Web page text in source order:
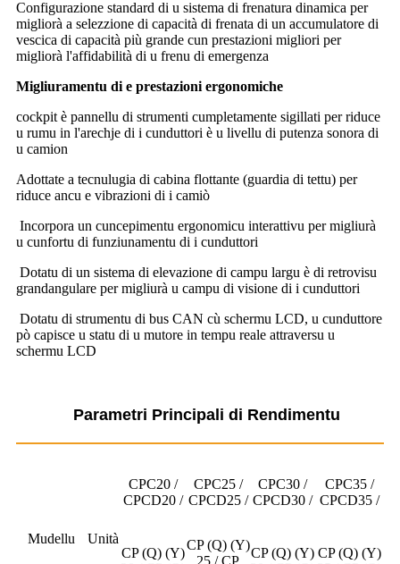
Configurazione standard di u sistema di frenatura dinamica per
migliorà a selezzione di capacità di frenata di un accumulatore di
vescica di capacità più grande cun prestazioni migliori per
migliorà l'affidabilità di u frenu di emergenza
Migliuramentu di e prestazioni ergonomiche
cockpit è pannellu di strumenti cumpletamente sigillati per riduce
u rumu in l'arechje di i cunduttori è u livellu di putenza sonora di
u camion
Adottate a tecnulugia di cabina flottante (guardia di tettu) per
riduce ancu e vibrazioni di i camiò
Incorpora un cuncepimentu ergonomicu interattivu per migliurà
u cunfortu di funziunamentu di i cunduttori
Dotatu di un sistema di elevazione di campu largu è di retrovisu
grandangulare per migliurà u campu di visione di i cunduttori
Dotatu di strumentu di bus CAN cù schermu LCD, u cunduttore
pò capisce u statu di u mutore in tempu reale attraversu u
schermu LCD
Parametri Principali di Rendimentu
Mudellu Unità
CPC20 /
CPCD20 /
CPC25 /
CPCD25 /
CPC30 /
CPCD30 /
CPC35 /
CPCD35 /
CP (Q) (Y)
CP (Q) (Y)
25 / CP
CP (Q) (Y) CP (Q) (Y)